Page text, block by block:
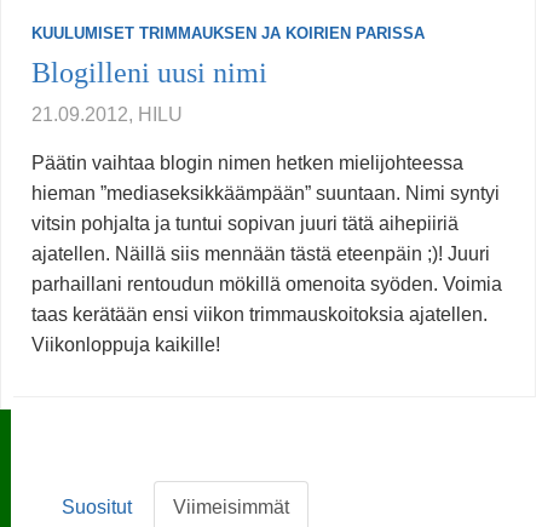
KUULUMISET TRIMMAUKSEN JA KOIRIEN PARISSA
Blogilleni uusi nimi
21.09.2012, HILU
Päätin vaihtaa blogin nimen hetken mielijohteessa
hieman ”mediaseksikkäämpään” suuntaan. Nimi syntyi
vitsin pohjalta ja tuntui sopivan juuri tätä aihepiiriä
ajatellen. Näillä siis mennään tästä eteenpäin ;)! Juuri
parhaillani rentoudun mökillä omenoita syöden. Voimia
taas kerätään ensi viikon trimmauskoitoksia ajatellen.
Viikonloppuja kaikille!
Suositut Viimeisimmät